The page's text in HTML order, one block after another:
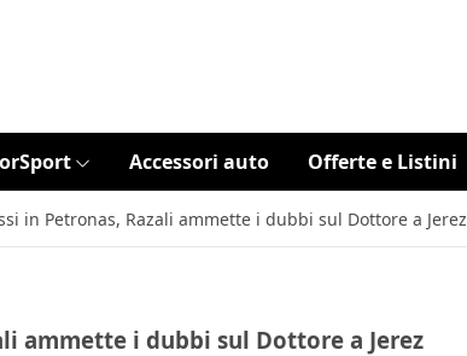
Accessori auto Offerte e Listini
in Petronas, Razali ammette i dubbi sul Dottore a Jerez
ammette i dubbi sul Dottore a Jerez